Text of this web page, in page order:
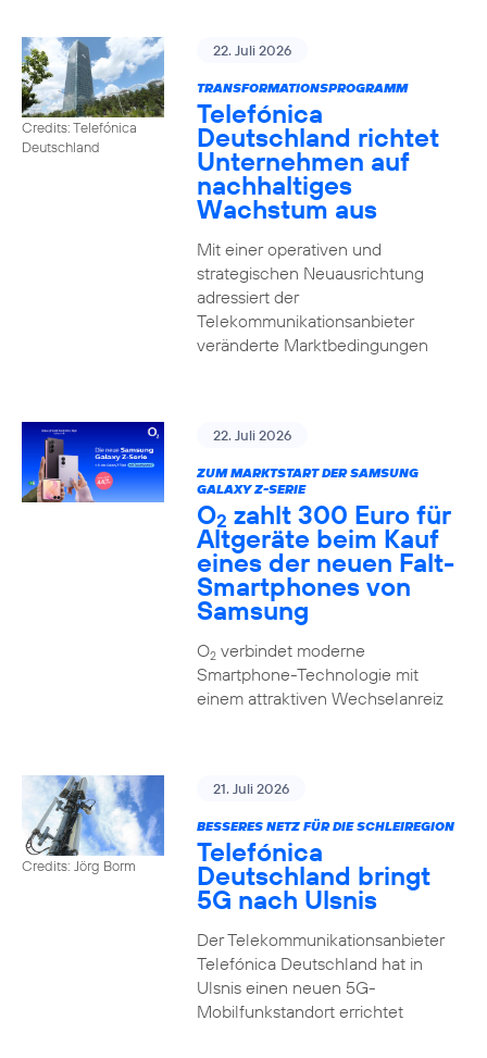
Credits: Telefónica
Deutschland
22. Juli 2026
TRANSFORMATIONSPROGRAMM
Telefónica
Deutschland richtet
Unternehmen auf
nachhaltiges
Wachstum aus
Mit einer operativen und
strategischen Neuausrichtung
adressiert der
Telekommunikationsanbieter
veränderte Marktbedingungen
22. Juli 2026
ZUM MARKTSTART DER SAMSUNG
GALAXY Z-SERIE
O2 zahlt 300 Euro für
Altgeräte beim Kauf
eines der neuen Falt-
Smartphones von
Samsung
O2verbindet moderne
Smartphone-Technologie mit
einem attraktiven Wechselanreiz
Credits: Jörg Borm
21. Juli 2026
BESSERES NETZ FÜR DIE SCHLEIREGION
Telefónica
Deutschland bringt
5G nach Ulsnis
Der Telekommunikationsanbieter
Telefónica Deutschland hat in
Ulsnis einen neuen 5G-
Mobilfunkstandort errichtet